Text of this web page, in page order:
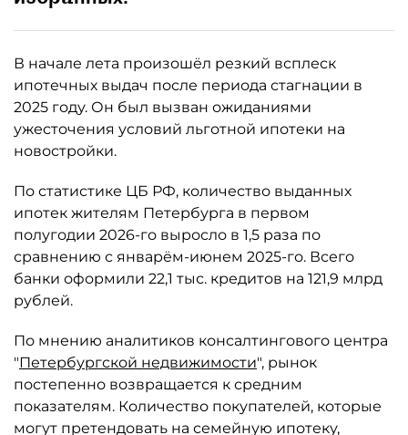
В начале лета произошёл резкий всплеск
ипотечных выдач после периода стагнации в
2025 году. Он был вызван ожиданиями
ужесточения условий льготной ипотеки на
новостройки.
По статистике ЦБ РФ, количество выданных
ипотек жителям Петербурга в первом
полугодии 2026-го выросло в 1,5 раза по
сравнению с январём-июнем 2025-го. Всего
банки оформили 22,1 тыс. кредитов на 121,9 млрд
рублей.
По мнению аналитиков консалтингового центра
"Петербургской недвижимости", рынок
постепенно возвращается к средним
показателям. Количество покупателей, которые
могут претендовать на семейную ипотеку,